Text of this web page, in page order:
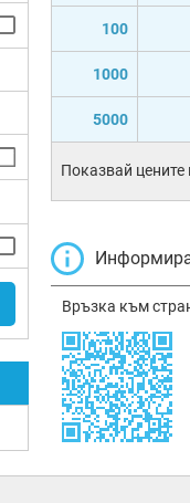
100
1000
5000
Показвай цените
Връзка към